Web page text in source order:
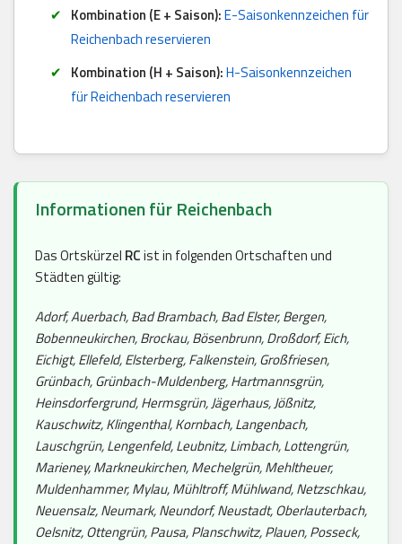
Kombination (E + Saison):E-Saisonkennzeichen für
Reichenbach reservieren
Kombination (H + Saison):H-Saisonkennzeichen
für Reichenbach reservieren
Informationen für Reichenbach
Das Ortskürzel RCist in folgenden Ortschaften und
Städten gültig:
Adorf, Auerbach, Bad Brambach, Bad Elster, Bergen,
Bobenneukirchen, Brockau, Bösenbrunn, Droßdorf, Eich,
Eichigt, Ellefeld, Elsterberg, Falkenstein, Großfriesen,
Grünbach, Grünbach-Muldenberg, Hartmannsgrün,
Heinsdorfergrund, Hermsgrün, Jägerhaus, Jößnitz,
Kauschwitz, Klingenthal, Kornbach, Langenbach,
Lauschgrün, Lengenfeld, Leubnitz, Limbach, Lottengrün,
Marieney, Markneukirchen, Mechelgrün, Mehltheuer,
Muldenhammer, Mylau, Mühltroff, Mühlwand, Netzschkau,
Neuensalz, Neumark, Neundorf, Neustadt, Oberlauterbach,
Oelsnitz, Ottengrün, Pausa, Planschwitz, Plauen, Posseck,